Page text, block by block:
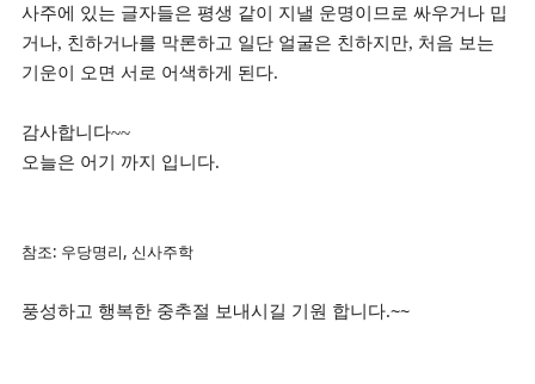
사주에 있는 글자들은 평생 같이 지낼 운명이므로 싸우거나 밉
거나, 친하거나를 막론하고 일단 얼굴은 친하지만, 처음 보는
기운이 오면 서로 어색하게 된다.
감사합니다~~
오늘은 어기 까지 입니다.
참조: 우당명리, 신사주학
풍성하고 행복한 중추절 보내시길 기원 합니다.~~